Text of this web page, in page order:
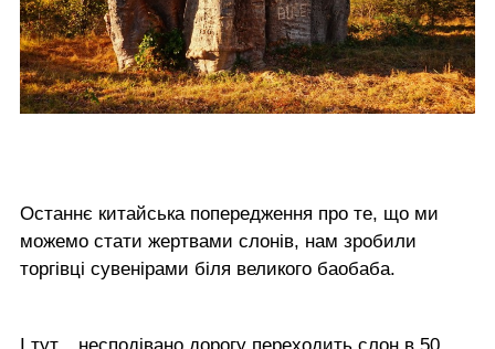
Останнє китайська попередження про те, що ми
можемо стати жертвами слонів, нам зробили
торгівці сувенірами біля великого баобаба.
І тут... несподівано дорогу переходить слон в 50